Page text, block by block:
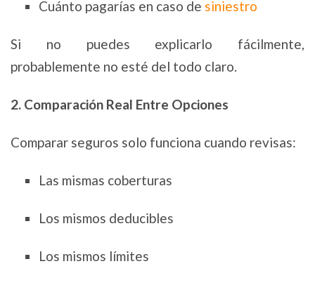
Cuánto pagarías en caso de siniestro
Si no puedes explicarlo fácilmente,
probablemente no esté del todo claro.
2. Comparación Real Entre Opciones
Comparar seguros solo funciona cuando revisas:
Las mismas coberturas
Los mismos deducibles
Los mismos límites